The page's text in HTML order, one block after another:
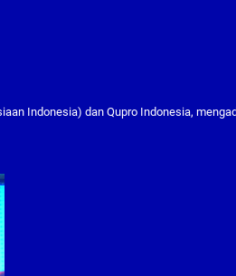
Indonesia) dan Qupro Indonesia,